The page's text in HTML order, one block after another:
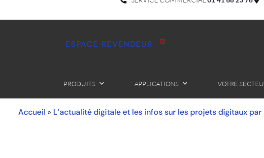
ESPACE REVENDEUR
PRODUITS APPLICATIONS VOTRE
Accueil » L’actualité digitale et les infos sur les projets digitaux